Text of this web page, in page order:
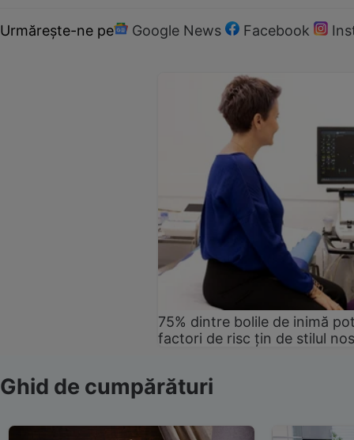
Urmărește-ne pe Google News Facebook
75% dintre bolile de inimă
factori de risc țin de stilul
Ghid de cumpărături